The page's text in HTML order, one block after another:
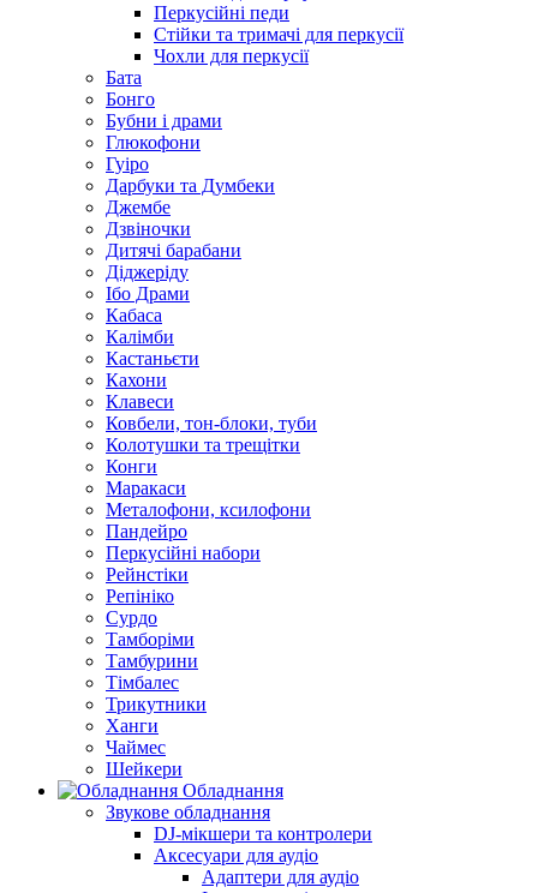
Перкусійні педи
Стійки та тримачі для перкусії
Чохли для перкусії
Бата
Бонго
Бубни і драми
Глюкофони
Гуіро
Дарбуки та Думбеки
Джембе
Дзвіночки
Дитячі барабани
Діджеріду
Ібо Драми
Кабаса
Калімби
Кастаньєти
Кахони
Клавеси
Ковбели, тон-блоки, туби
Колотушки та трещітки
Конги
Маракаси
Металофони, ксилофони
Пандейро
Перкусійні набори
Рейнстіки
Репініко
Сурдо
Тамборіми
Тамбурини
Тімбалес
Трикутники
Ханги
Чаймес
Шейкери
Обладнання
Звукове обладнання
DJ-мікшери та контролери
Аксесуари для аудіо
Адаптери для аудіо